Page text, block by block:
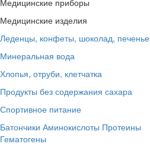
Медицинские изделия
Леденцы, конфеты, шоколад, печенье
Минеральная вода
Хлопья, отруби, клетчатка
Продукты без содержания сахара
Спортивное питание
Батончики Аминокислоты Протеины
Гематогены